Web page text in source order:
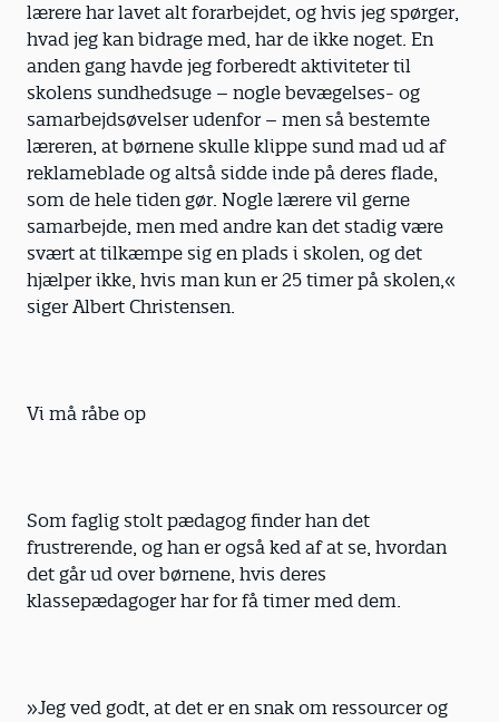
lærere har lavet alt forarbejdet, og hvis jeg spørger,
hvad jeg kan bidrage med, har de ikke noget. En
anden gang havde jeg forberedt aktiviteter til
skolens sundhedsuge – nogle bevægelses- og
samarbejdsøvelser udenfor – men så bestemte
læreren, at børnene skulle klippe sund mad ud af
reklameblade og altså sidde inde på deres flade,
som de hele tiden gør. Nogle lærere vil gerne
samarbejde, men med andre kan det stadig være
svært at tilkæmpe sig en plads i skolen, og det
hjælper ikke, hvis man kun er 25 timer på skolen,«
siger Albert Christensen.
Vi må råbe op
Som faglig stolt pædagog finder han det
frustrerende, og han er også ked af at se, hvordan
det går ud over børnene, hvis deres
klassepædagoger har for få timer med dem.
»Jeg ved godt, at det er en snak om ressourcer og